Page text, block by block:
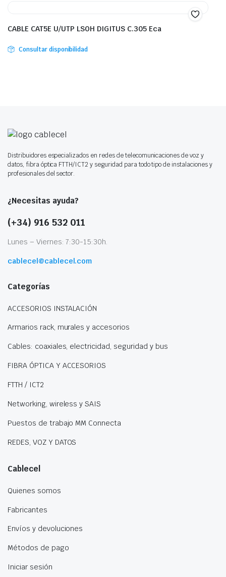
CABLE CAT5E U/UTP LSOH DIGITUS C.305 Eca
Consultar disponibilidad
Distribuidores especializados en redes de telecomunicaciones de voz y
datos, fibra óptica FTTH/ICT2 y seguridad para todo tipo de instalaciones y
profesionales del sector.
¿Necesitas ayuda?
(+34) 916 532 011
Lunes – Viernes: 7:30-15:30h.
cablecel@cablecel.com
Categorías
ACCESORIOS INSTALACIÓN
Armarios rack, murales y accesorios
Cables: coaxiales, electricidad, seguridad y bus
FIBRA ÓPTICA Y ACCESORIOS
FTTH / ICT2
Networking, wireless y SAIS
Puestos de trabajo MM Connecta
REDES, VOZ Y DATOS
Cablecel
Quienes somos
Fabricantes
Envíos y devoluciones
Métodos de pago
Iniciar sesión